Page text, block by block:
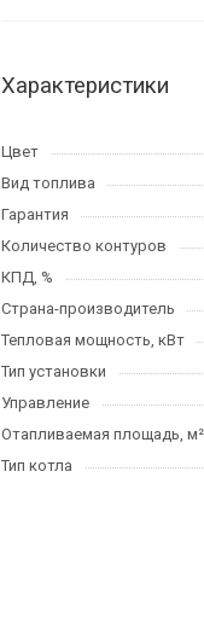
Характеристики
Цвет
Вид топлива
Гарантия
Количество контуров
КПД, %
Страна-производитель
Тепловая мощность, кВт
Тип установки
Управление
Отапливаемая площадь, м²
Тип котла